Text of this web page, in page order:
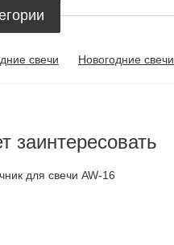
свечи Новогодние свечи
заинтересовать